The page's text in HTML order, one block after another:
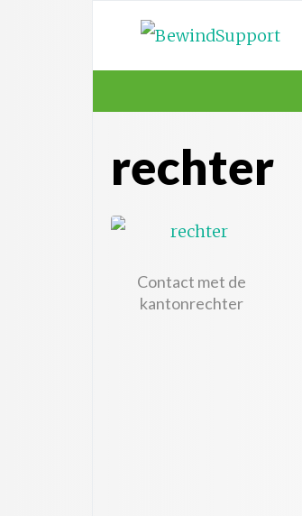
rechter
Contact met de
kantonrechter